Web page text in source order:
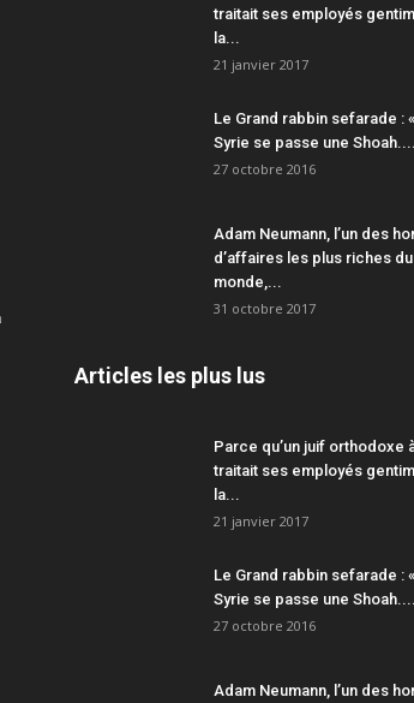
traitait ses employés
la...
21 janvier 2017
Le Grand rabbin sefarade :
Syrie se passe une Shoah....
27 octobre 2016
Adam Neumann, l’un des
d’affaires les plus riches du
monde,...
31 octobre 2017
Articles les plus lus
Parce qu’un juif orthodoxe
traitait ses employés
la...
21 janvier 2017
Le Grand rabbin sefarade :
Syrie se passe une Shoah....
27 octobre 2016
Adam Neumann, l’un des